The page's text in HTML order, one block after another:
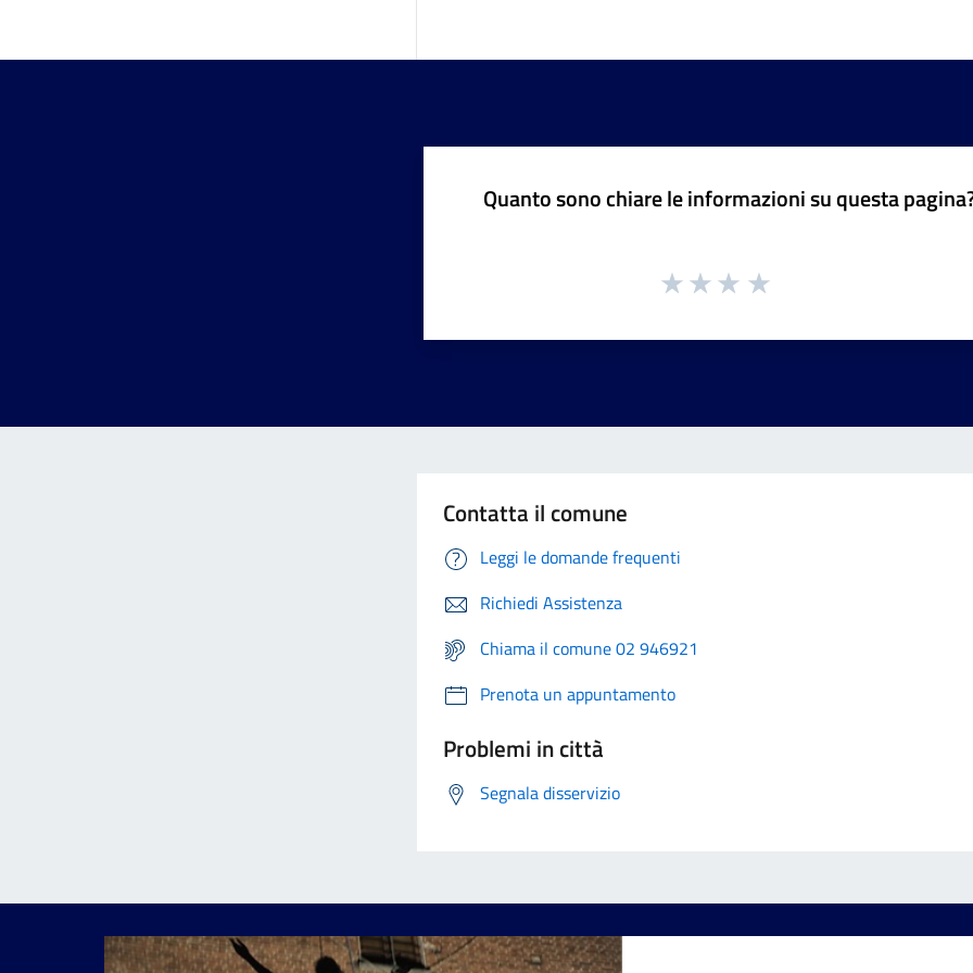
Quanto sono chiare le informazioni su questa
Contatta il comune
Leggi le domande frequenti
Richiedi Assistenza
Chiama il comune 02 946921
Prenota un appuntamento
Problemi in città
Segnala disservizio